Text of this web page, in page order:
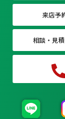
来店予
相談・見